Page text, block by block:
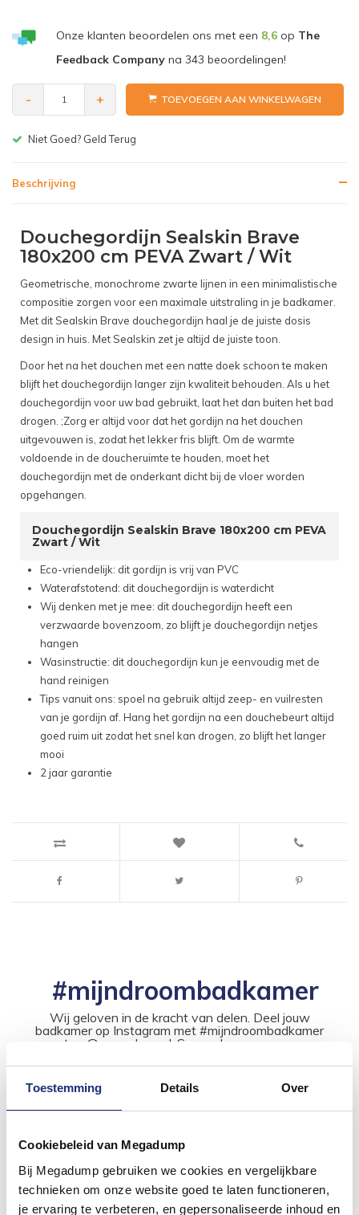
Toestemming Details Over
Cookiebeleid van Megadump
Bij Megadump gebruiken we cookies en vergelijkbare
technieken om onze website goed te laten functioneren,
je ervaring te verbeteren, en gepersonaliseerde inhoud en
Onze klanten beoordelen ons met een 8,6op The
Feedback Companyna 343 beoordelingen!
- + TOEVOEGEN AAN WINKELWAGEN
Gratis bezorgen v.a. € 150,-(NL)
Beschrijving
Douchegordijn Sealskin Brave
180x200 cm PEVA Zwart / Wit
Geometrische, monochrome zwarte lijnen in een minimalistische
compositie zorgen voor een maximale uitstraling in je badkamer.
Met dit Sealskin Brave douchegordijn haal je de juiste dosis
design in huis. Met Sealskin zet je altijd de juiste toon.
Door het na het douchen met een natte doek schoon te maken
blijft het douchegordijn langer zijn kwaliteit behouden. Als u het
douchegordijn voor uw bad gebruikt, laat het dan buiten het bad
drogen. ;Zorg er altijd voor dat het gordijn na het douchen
uitgevouwen is, zodat het lekker fris blijft. Om de warmte
voldoende in de doucheruimte te houden, moet het
douchegordijn met de onderkant dicht bij de vloer worden
opgehangen.
Douchegordijn Sealskin Brave 180x200 cm PEVA
Zwart / Wit
Eco-vriendelijk: dit gordijn is vrij van PVC
Waterafstotend: dit douchegordijn is waterdicht
Wij denken met je mee: dit douchegordijn heeft een
verzwaarde bovenzoom, zo blijft je douchegordijn netjes
hangen
Wasinstructie: dit douchegordijn kun je eenvoudig met de
hand reinigen
Tips vanuit ons: spoel na gebruik altijd zeep- en vuilresten
van je gordijn af. Hang het gordijn na een douchebeurt altijd
goed ruim uit zodat het snel kan drogen, zo blijft het langer
mooi
2 jaar garantie
#mijndroombadkamer
Wij geloven in de kracht van delen. Deel jouw
badkamer op Instagram met #mijndroombadkamer
en tag @megadumpnl. Samen bouwen we een
badkamerstijlen. Doe je mee?